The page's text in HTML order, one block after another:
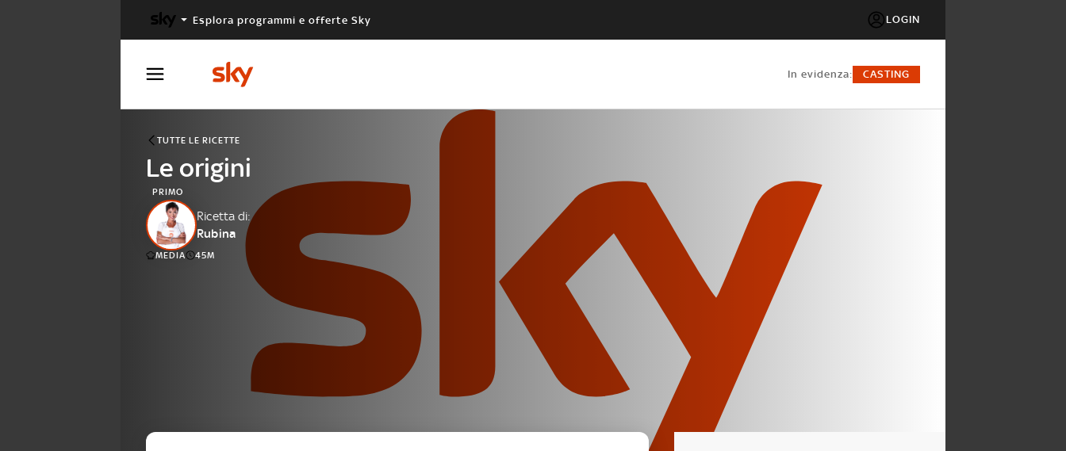
Esplora programmi e offerte Sky LOGIN
in evidenza: CASTING
TUTTE LE RICETTE
Le origini
PRIMO
Ricetta di:
Rubina
MEDIA 45M